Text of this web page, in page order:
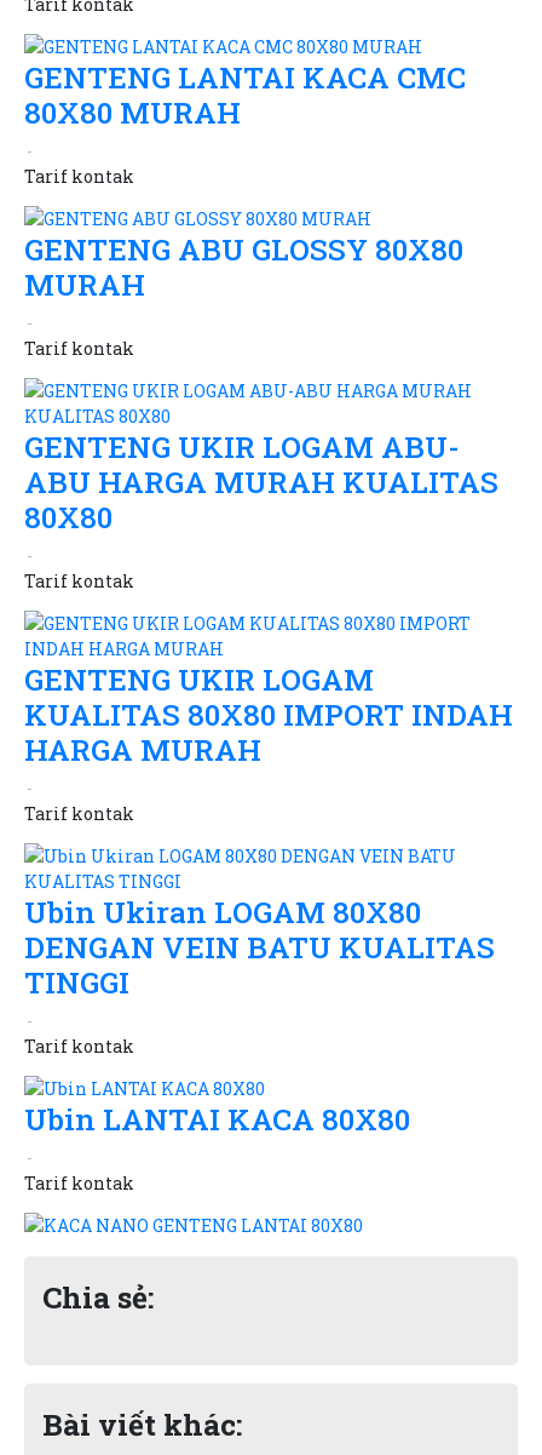
GENTENG LANTAI KACA CMC
80X80 MURAH
Tarif kontak
GENTENG ABU GLOSSY 80X80
MURAH
Tarif kontak
GENTENG UKIR LOGAM ABU-
ABU HARGA MURAH KUALITAS
80X80
Tarif kontak
GENTENG UKIR LOGAM
KUALITAS 80X80 IMPORT INDAH
HARGA MURAH
Tarif kontak
Ubin Ukiran LOGAM 80X80
DENGAN VEIN BATU KUALITAS
TINGGI
Tarif kontak
Ubin LANTAI KACA 80X80
Tarif kontak
Chia sẻ:
Bài viết khác: